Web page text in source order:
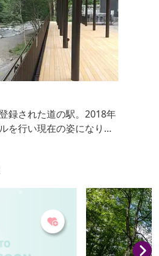
録された道の駅。2018年
を行い現在の姿になりま
」料理を味わえます。特
ったソフトクリームはこ
ません。 テラスでは、清
ながわ）」を望んでBBQ
を楽しめます。 併設する「ウッディー上...